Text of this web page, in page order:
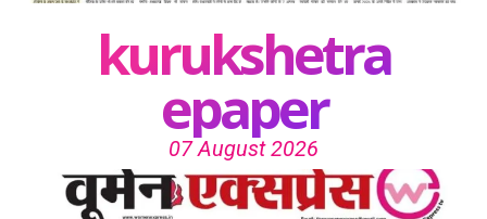
kurukshetra
epaper
07 August 2026